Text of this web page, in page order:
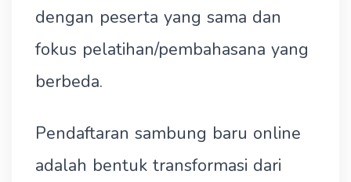
dengan peserta yang sama dan
fokus pelatihan/pembahasana yang
berbeda.
Pendaftaran sambung baru online
adalah bentuk transformasi dari